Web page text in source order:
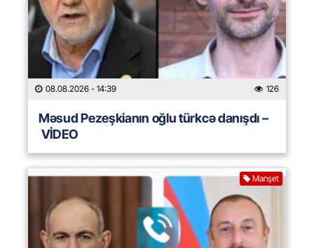
08.08.2026 - 14:39 126
Məsud Pezeşkianın oğlu türkcə danışdı –
VİDEO
Manşet